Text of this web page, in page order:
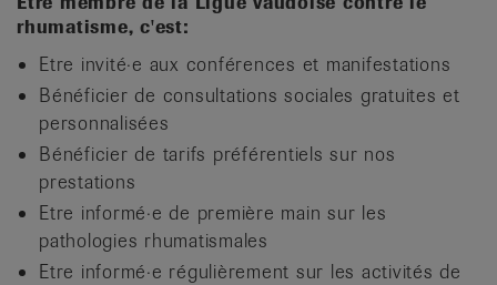
rhumatisme, c'est:
Etre invité·e aux conférences et manifestations
Bénéficier de consultations sociales gratuites et
personnalisées
Bénéficier de tarifs préférentiels sur nos
prestations
Etre informé·e de première main sur les
pathologies rhumatismales
Etre informé·e régulièrement sur les activités de